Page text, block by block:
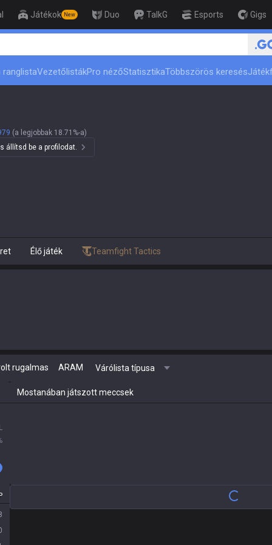
Játékok New Duo TalkG Esports Gigs
🏆 Rank Up in 3 Days!
ranglistaVezetőlistákPro nézőStatisztikaTöbbszörös keresés
(a legjobbak 18.71%-a)
állítsd be a profilodat.
Élő játék Teamfight Tactics
rugalmas ARAM Várólista típusa
L
Mostanában játszott meccsek
Nincsenek friss